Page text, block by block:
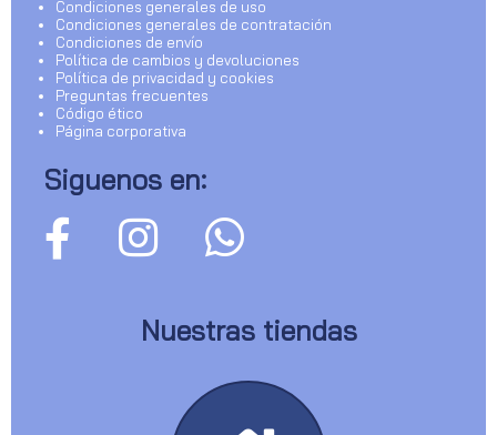
Condiciones generales de uso
Condiciones generales de contratación
Condiciones de envío
Política de cambios y devoluciones
Política de privacidad y cookies
Preguntas frecuentes
Código ético
Página corporativa
Siguenos en:
Nuestras tiendas